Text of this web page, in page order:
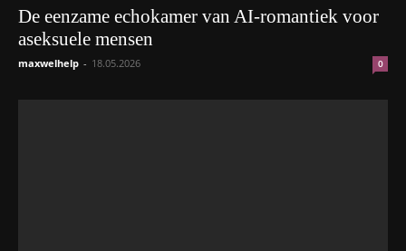
De eenzame echokamer van AI-romantiek voor
aseksuele mensen
maxwelhelp - 18.05.2026 0